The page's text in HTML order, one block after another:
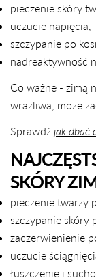
pieczenie skóry
uczucie napięcia,
szczypanie po
nadreaktywność
Co ważne - zimą
wrażliwa, może
Sprawdź jak dbać
SKÓRY
pieczenie twarzy
szczypanie skóry
zaczerwienienie
uczucie
łuszczenie i